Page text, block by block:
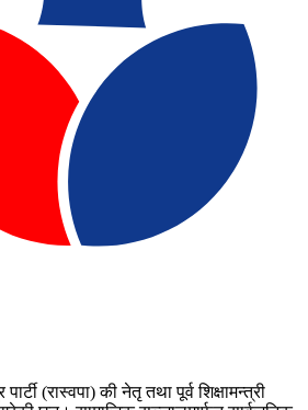
पार्टी (रास्वपा) की नेतृ तथा पूर्व शिक्षामन्त्री